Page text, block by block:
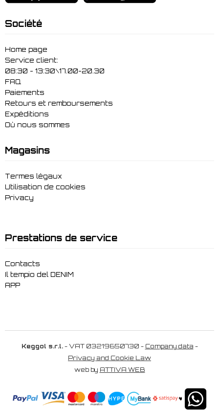
Société
Home page
Service client:
08:30 - 13:30\17.00-20.30
FAQ
Paiements
Retours et remboursements
Expéditions
Où nous sommes
Magasins
Termes légaux
Utilisation de cookies
Privacy
Prestations de service
Contacts
Il tempio del DENIM
APP
Keggol s.r.l.- VAT 03219650730 - Company data -
Privacy and Cookie Law
web by ATTIVA WEB